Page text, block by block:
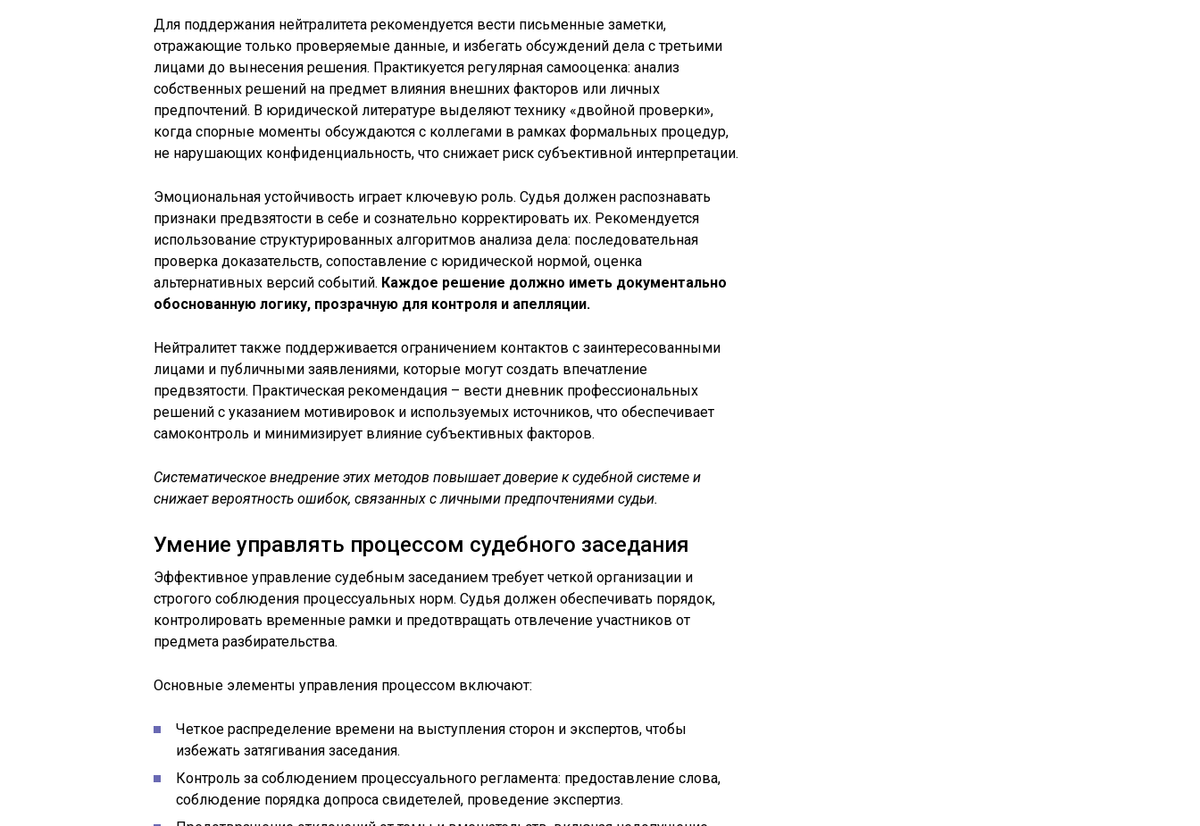
Для поддержания нейтралитета рекомендуется вести письменные заметки,
отражающие только проверяемые данные, и избегать обсуждений дела с третьими
лицами до вынесения решения. Практикуется регулярная самооценка: анализ
собственных решений на предмет влияния внешних факторов или личных
предпочтений. В юридической литературе выделяют технику «двойной проверки»,
когда спорные моменты обсуждаются с коллегами в рамках формальных процедур,
не нарушающих конфиденциальность, что снижает риск субъективной интерпретации.
Эмоциональная устойчивость играет ключевую роль. Судья должен распознавать
признаки предвзятости в себе и сознательно корректировать их. Рекомендуется
использование структурированных алгоритмов анализа дела: последовательная
проверка доказательств, сопоставление с юридической нормой, оценка
альтернативных версий событий. Каждое решение должно иметь документально
обоснованную логику, прозрачную для контроля и апелляции.
Нейтралитет также поддерживается ограничением контактов с заинтересованными
лицами и публичными заявлениями, которые могут создать впечатление
предвзятости. Практическая рекомендация – вести дневник профессиональных
решений с указанием мотивировок и используемых источников, что обеспечивает
самоконтроль и минимизирует влияние субъективных факторов.
Систематическое внедрение этих методов повышает доверие к судебной системе и
снижает вероятность ошибок, связанных с личными предпочтениями судьи.
Умение управлять процессом судебного заседания
Эффективное управление судебным заседанием требует четкой организации и
строгого соблюдения процессуальных норм. Судья должен обеспечивать порядок,
контролировать временные рамки и предотвращать отвлечение участников от
предмета разбирательства.
Основные элементы управления процессом включают:
Четкое распределение времени на выступления сторон и экспертов, чтобы
избежать затягивания заседания.
Контроль за соблюдением процессуального регламента: предоставление слова,
соблюдение порядка допроса свидетелей, проведение экспертиз.